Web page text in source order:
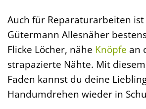
Auch für Reparaturarbeiten
Gütermann Allesnäher
Flicke Löcher, nähe Knöpfe an
strapazierte Nähte. Mit
Faden kannst du deine
Handumdrehen wieder in